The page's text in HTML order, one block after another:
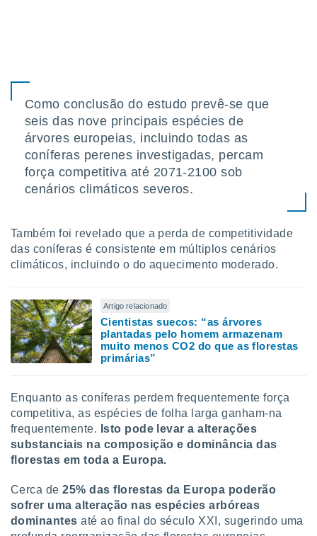
estudos
de
Como conclusão do estudo prevê-se que
seis das nove principais espécies de
árvores europeias, incluindo todas as
coníferas perenes investigadas, percam
força competitiva até 2071-2100 sob
cenários climáticos severos.
Também foi revelado que a perda de competitividade
das coníferas é consistente em múltiplos cenários
climáticos, incluindo o do aquecimento moderado.
Artigo relacionado
Cientistas suecos: “as árvores
plantadas pelo homem armazenam
muito menos CO2 do que as florestas
primárias”
Enquanto as coníferas perdem frequentemente força
competitiva, as espécies de folha larga ganham-na
frequentemente. Isto pode levar a alterações
substanciais na composição e dominância das
florestas em toda a Europa.
Cerca de 25% das florestas da Europa poderão
sofrer uma alteração nas espécies arbóreas
dominantes até ao final do século XXI, sugerindo uma